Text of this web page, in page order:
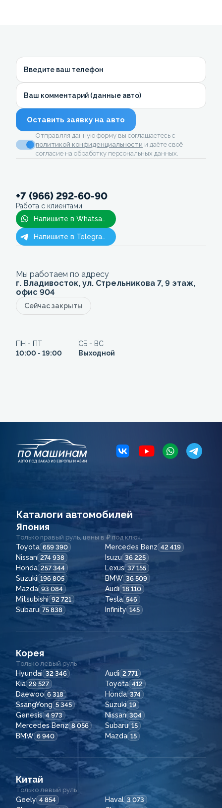
Введите ваш телефон
Ваш комментарий (данные авто)
Оставить заявку на авто
Отправляя данную форму вы соглашаетесь с
политикой конфиденциальности и даёте своё
согласие на обработку персональных данных.
+7 (966) 292-60-90
Работа с клиентами
Напишите в Whatsapp
Напишите в Telegram
Мы работаем по адресу
г. Владивосток, ул. Стрельникова 7, 9 этаж,
офис 904
Сейчас закрыты
ПН - ПТ
10:00 - 19:00
СБ - ВС
Выходной
Каталоги автомобилей
Япония
Только правый руль, цены в ₽ под ключ.
Toyota 659 390 Mercedes Benz 42 419
Nissan 274 938 Isuzu 36 225
Honda 257 344 Lexus 37 155
Suzuki 196 805 BMW 36 509
Mazda 93 084 Audi 18 110
Mitsubishi 92 721 Tesla 546
Subaru 75 838 Infinity 145
Корея
Только левый руль
Hyundai 32 346 Audi 2 771
Kia 29 527 Toyota 412
Daewoo 6 318 Honda 374
SsangYong 5 345 Suzuki 19
Genesis 4 973 Nissan 304
Mercedes Benz 8 056 Subaru 15
BMW 6 940 Mazda 15
Китай
Только левый руль
Geely 4 854 Haval 3 073